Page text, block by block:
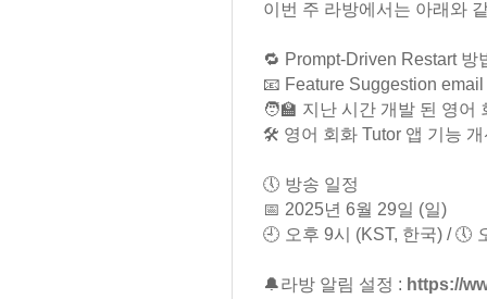
이번 주 라방에서는 아래와
🔁 Prompt-Driven Restart 방
📧 Feature Suggestion
🧑‍🏫 지난 시간 개발 된 영어
🛠️ 영어 회화 Tutor 앱 기능
🕔 방송 일정
📅 2025년 6월 29일 (일)
🕘 오후 9시 (KST, 한국) / 🕔
🔔라방 알림 설정 : https://